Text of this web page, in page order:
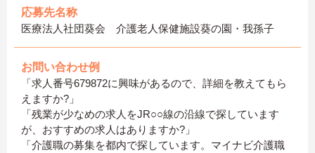
応募先名称
医療法人社団葵会 介護老人保健施設葵の園・我孫子
お問い合わせ例
「求人番号679872に興味があるので、詳細を教えてもら
えますか?」
「残業が少なめの求人をJR○○線の沿線で探しています
が、おすすめの求人はありますか?」
「介護職の募集を都内で探しています。マイナビ介護職